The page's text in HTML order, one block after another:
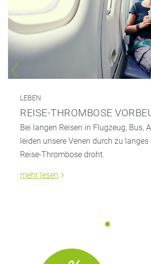
LEBEN
REISE-THROMBOSE
Bei langen Reisen in Flugzeug, Bus,
leiden unsere Venen durch zu
Reise-Thrombose droht.
mehr lesen